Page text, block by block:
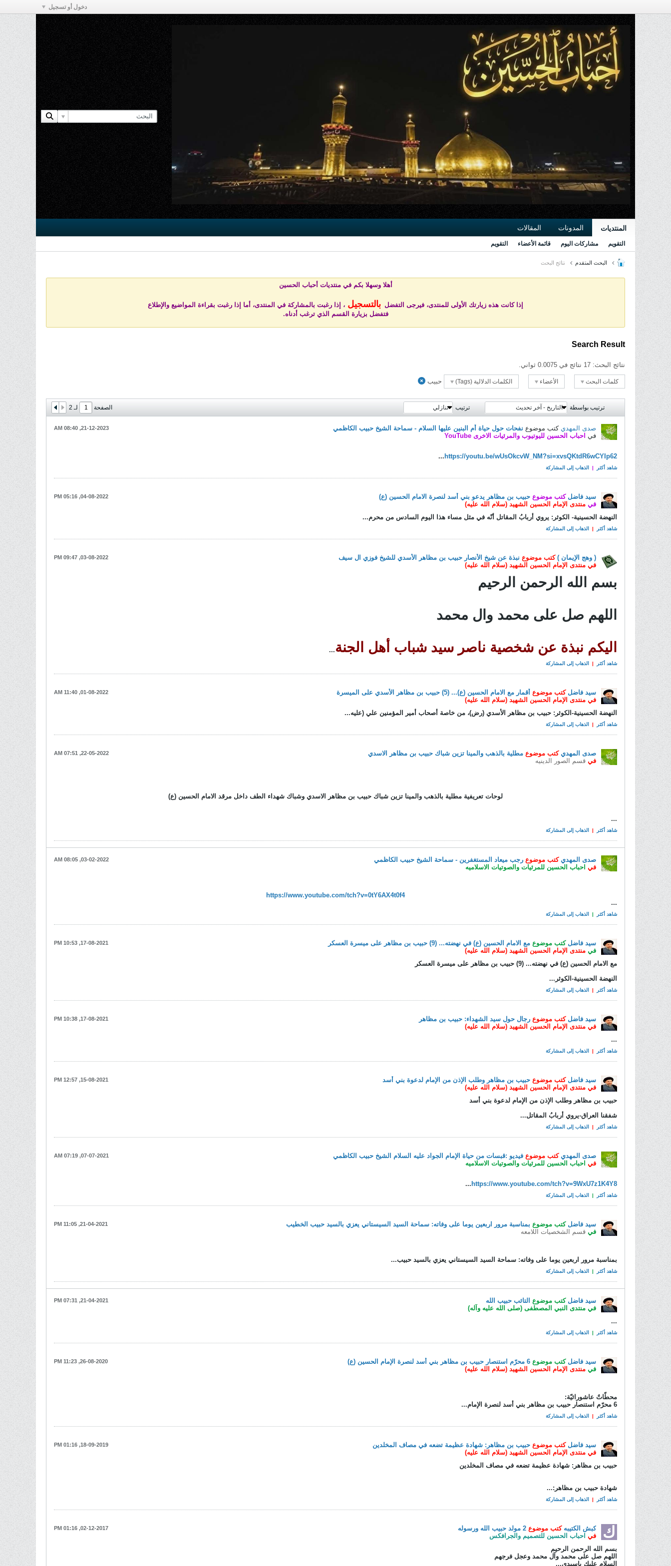
دخول أو تسجيل
المنتديات المدونات المقالات
التقويم مشاركات اليوم قائمة الأعضاء التقويم
البحث المتقدم نتائج البحث
أهلا وسهلا بكم في منتديات أحباب الحسين
إذا كانت هذه زيارتك الأولى للمنتدى، فيرجى التفضل بالتسجيل ، إذا رغبت بالمشاركة في المنتدى، أما إذا رغبت بقراءة المواضيع والإطلاع
فتفضل بزيارة القسم الذي ترغب أدناه.
Search Result
نتائج البحث:
كلمات البحث الأعضاء الكلمات الدلالية (Tags) حبيب
ترتيب بواسطة التاريخ - آخر تحديث ترتيب تنازلي الصفحة لـ2
صدى المهدي كتب موضوع نفحات حول حياة أم البنين عليها السلام - سماحة الشيخ حبيب الكاظمي
في احباب الحسين لليوتيوب والمرئيات الاخرى YouTube
21-12-2023, 08:40 AM
https://youtu.be/wUsOkcvW_NM?si=xvsQKtdR6wCYIp62
...
شاهد أكثر | الذهاب إلى المشاركة
سيد فاضل كتب موضوع حبيب بن مظاهر يدعو بني أسد لنصرة الامام الحسين (ع)
في منتدى الإمام الحسين الشهيد (سلام الله عليه)
04-08-2022, 05:16 PM
النهضة الحسينية- الكوثر: يروي أربابُ المقاتل أنّه في مثل مساء هذا اليوم السادس من محرم...
شاهد أكثر | الذهاب إلى المشاركة
( وهج الإيمان ) كتب موضوع نبذة عن شيخ الأنصار حبيب بن مظاهر الأسدي للشيخ فوزي ال سيف
في منتدى الإمام الحسين الشهيد (سلام الله عليه)
03-08-2022, 09:47 PM
بسم الله الرحمن الرحيم
اللهم صل على محمد وال محمد
اليكم نبذة عن شخصية ناصر سيد شباب أهل الجنة ...
شاهد أكثر | الذهاب إلى المشاركة
سيد فاضل كتب موضوع أقمار مع الامام الحسين (ع)... (5) حبيب بن مظاهر الأسدي على الميسرة
في منتدى الإمام الحسين الشهيد (سلام الله عليه)
01-08-2022, 11:40 AM
النهضة الحسينية-الكوثر: حبيب بن مظاهر الأسدي (رض)، من خاصة أصحاب أمير المؤمنين علي (علیه...
شاهد أكثر | الذهاب إلى المشاركة
صدى المهدي كتب موضوع مطلية بالذهب والمينا تزين شباك حبيب بن مظاهر الاسدي
في قسم الصور الدينيه
22-05-2022, 07:51 AM
لوحات تعريفية مطلية بالذهب والمينا تزين شباك حبيب بن مظاهر الاسدي وشباك شهداء الطف داخل مرقد الامام الحسين (ع)
...
شاهد أكثر | الذهاب إلى المشاركة
صدى المهدي كتب موضوع رجب ميعاد المستغفرين - سماحة الشيخ حبيب الكاظمي
في احباب الحسين للمرئيات والصوتيات الاسلاميه
03-02-2022, 08:05 AM
https://www.youtube.com/tch?v=0tY6AX4t0f4
...
شاهد أكثر | الذهاب إلى المشاركة
سيد فاضل كتب موضوع مع الامام الحسين (ع) في نهضته... (9) حبيب بن مظاهر على ميسرة العسكر
في منتدى الإمام الحسين الشهيد (سلام الله عليه)
17-08-2021, 10:53 PM
مع الامام الحسين (ع) في نهضته... (9) حبيب بن مظاهر على ميسرة العسكر
النهضة الحسينية-الكوثر...
شاهد أكثر | الذهاب إلى المشاركة
سيد فاضل كتب موضوع رجال حول سيد الشهداء: حبيب بن مظاهر
في منتدى الإمام الحسين الشهيد (سلام الله عليه)
17-08-2021, 10:38 PM
...
شاهد أكثر | الذهاب إلى المشاركة
سيد فاضل كتب موضوع حبيب بن مظاهر وطلب الإذن من الإمام لدعوة بني أسد
في منتدى الإمام الحسين الشهيد (سلام الله عليه)
15-08-2021, 12:57 PM
حبيب بن مظاهر وطلب الإذن من الإمام لدعوة بني أسد
شفقنا العراق-يروي أربابُ المقاتل...
شاهد أكثر | الذهاب إلى المشاركة
صدى المهدي كتب موضوع فيديو :قبسات من حياة الإمام الجواد عليه السلام الشيخ حبيب الكاظمي
في احباب الحسين للمرئيات والصوتيات الاسلاميه
07-07-2021, 07:19 AM
https://www.youtube.com/tch?v=9WxU7z1K4Y8
...
شاهد أكثر | الذهاب إلى المشاركة
سيد فاضل كتب موضوع بمناسبة مرور اربعين يوما على وفاته: سماحة السيد السيستاني يعزي بالسيد حبيب الخطيب
في قسم الشخصيات اللامعه
21-04-2021, 11:05 PM
بمناسبة مرور اربعين يوما على وفاته: سماحة السيد السيستاني يعزي بالسيد حبيب...
شاهد أكثر | الذهاب إلى المشاركة
سيد فاضل كتب موضوع التائب حبيب الله
في منتدى النبي المصطفى (صلى الله عليه وآله)
21-04-2021, 07:31 PM
...
شاهد أكثر | الذهاب إلى المشاركة
سيد فاضل كتب موضوع 6 محرّم استنصار حبيب بن مظاهر بني أسد لنصرة الإمام الحسين (ع)
في منتدى الإمام الحسين الشهيد (سلام الله عليه)
26-08-2020, 11:23 PM
محطّاتٌ عاشورائيّة:
6 محرّم استنصار حبيب بن مظاهر بني أسد لنصرة الإمام...
شاهد أكثر | الذهاب إلى المشاركة
سيد فاضل كتب موضوع حبيب بن مظاهر: شهادة عظيمة تضعه في مصاف المخلدين
في منتدى الإمام الحسين الشهيد (سلام الله عليه)
18-09-2019, 01:16 PM
حبيب بن مظاهر: شهادة عظيمة تضعه في مصاف المخلدين
شهادة حبيب بن مظاهر:...
شاهد أكثر | الذهاب إلى المشاركة
كبش الكتيبه كتب موضوع 2 مولد حبيب الله ورسوله
في احباب الحسين للتصميم والجرافكس
02-12-2017, 01:16 PM
بسم الله الرحمن الرحيم
اللهم صل على محمد وآل محمد وعجل فرجهم
السلام عليك ياسيدي...